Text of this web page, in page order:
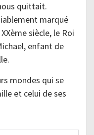
quittait.
marqué
siècle, le Roi
enfant de
mondes qui se
et celui de ses